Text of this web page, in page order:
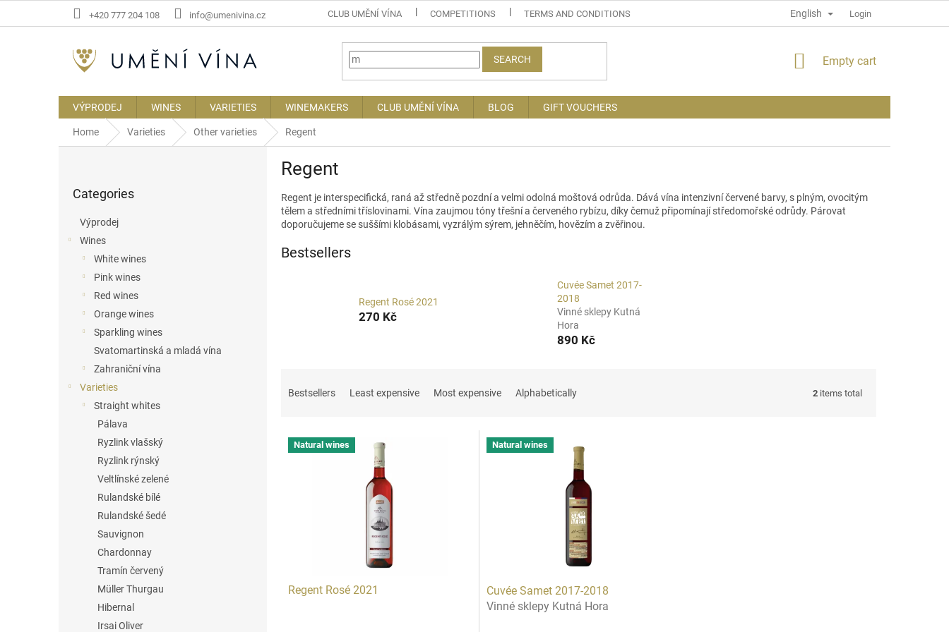
+420 777 204 108 info@umenivina.cz CLUB UMĚNÍ VÍNA COMPETITIONS TERMS AND CONDITIONS INFORMATION ABOUT THE SITE
English Login
SEARCH
SHOPPING
Empty cart
VÝPRODEJ WINES VARIETIES WINEMAKERS CLUB UMĚNÍ VÍNA BLOG GIFT VOUCHERS
Home Varieties Other varieties Regent
categories
Categories
Výprodej
Wines
White wines
Pink wines
Red wines
Orange wines
Sparkling wines
Svatomartinská a mladá vína
Zahraniční vína
Varieties
Straight whites
Pálava
Ryzlink vlašský
Ryzlink rýnský
Veltlínské zelené
Rulandské bílé
Rulandské šedé
Sauvignon
Chardonnay
Tramín červený
Müller Thurgau
Hibernal
Irsai Oliver
Regent
Regent je interspecifická, raná až středně pozdní a velmi odolná moštová odrůda. Dává vína intenzivní červené barvy, s plným, ovocitým
tělem a středními tříslovinami. Vína zaujmou tóny třešní a červeného rybízu, díky čemuž připomínají středomořské odrůdy. Párovat
doporučujeme se suššími klobásami, vyzrálým sýrem, jehněčím, hovězím a zvěřinou.
Bestsellers
Regent Rosé 2021
270 Kč
Cuvée Samet 2017-
2018
Vinné sklepy Kutná
Hora
890 Kč
Bestsellers Least expensive Most expensive Alphabetically 2 items total
Natural wines
Regent Rosé 2021
Natural wines
Cuvée Samet 2017-2018
Vinné sklepy Kutná Hora